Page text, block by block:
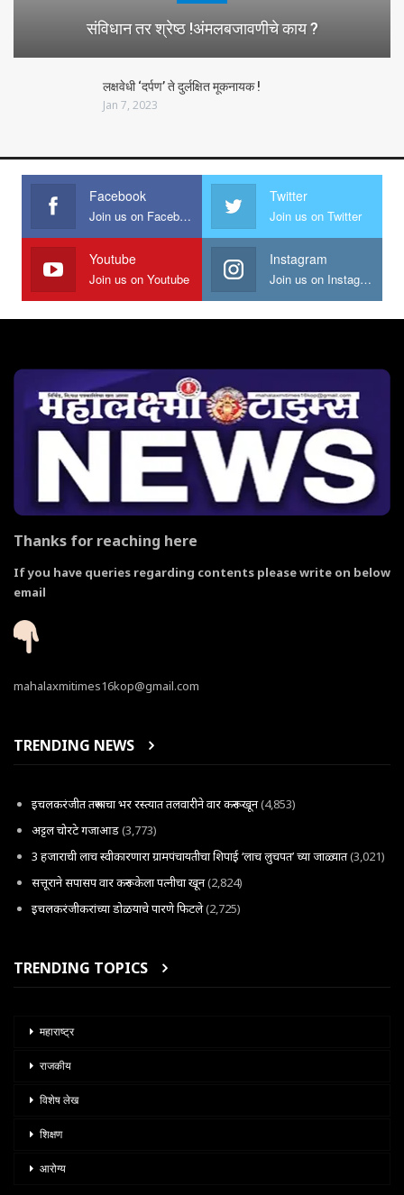
संविधान तर श्रेष्ठ !अंमलबजावणीचे काय ?
लक्षवेधी ‘दर्पण’ ते दुर्लक्षित मूकनायक !
Jan 7, 2023
Facebook
Join us on Facebook
Twitter
Join us on Twitter
Youtube
Join us on Youtube
Instagram
Join us on Instagram
Thanks for reaching here
If you have queries regarding contents please write on below
email
mahalaxmitimes16kop@gmail.com
TRENDING NEWS
इचलकरंजीत तरूणाचा भर रस्त्यात तलवारीने वार करून खून(4,853)
अट्टल चोरटे गजाआड(3,773)
3 हजाराची लाच स्वीकारणारा ग्रामपंचायतीचा शिपाई ‘लाच लुचपत’ च्या जाळ्यात(3,021)
सत्तूराने सपासप वार करून केला पत्नीचा खून(2,824)
इचलकरंजीकरांच्या डोळयाचे पारणे फिटले(2,725)
TRENDING TOPICS
महाराष्ट्र
राजकीय
विशेष लेख
शिक्षण
आरोग्य